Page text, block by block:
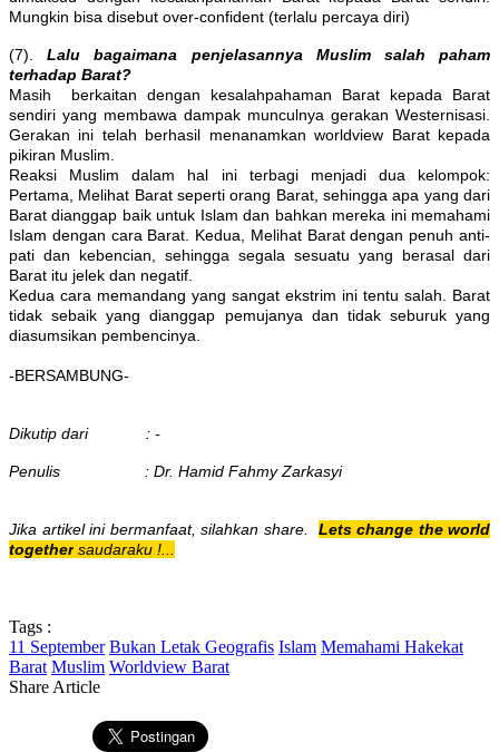
Mungkin bisa disebut over-confident (terlalu percaya diri)
(7).Lalu bagaimana penjelasannya Muslim salah paham
terhadap Barat?
Masih berkaitan dengan kesalahpahaman Barat kepada Barat
sendiri yang membawa dampak munculnya gerakan Westernisasi.
Gerakan ini telah berhasil menanamkan worldview Barat kepada
pikiran Muslim.
Reaksi Muslim dalam hal ini terbagi menjadi dua kelompok:
Pertama, Melihat Barat seperti orang Barat, sehingga apa yang dari
Barat dianggap baik untuk Islam dan bahkan mereka ini memahami
Islam dengan cara Barat. Kedua, Melihat Barat dengan penuh anti-
pati dan kebencian, sehingga segala sesuatu yang berasal dari
Barat itu jelek dan negatif.
Kedua cara memandang yang sangat ekstrim ini tentu salah. Barat
tidak sebaik yang dianggap pemujanya dan tidak seburuk yang
diasumsikan pembencinya.
-BERSAMBUNG-
Dikutip dari : -
Penulis : Dr. Hamid Fahmy Zarkasyi
Jika artikel ini bermanfaat, silahkan share. Lets change the world
together saudaraku !...
Tags :
11 September Bukan Letak Geografis Islam Memahami Hakekat
Barat Muslim Worldview Barat
Share Article